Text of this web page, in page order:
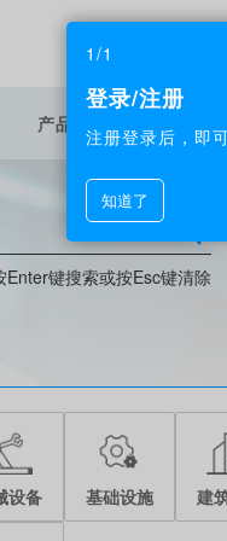
产品中心
Enter键搜索或按Esc键清除
设备 基础设施 建
1/1
登录/注册
注册登录后，即
知道了